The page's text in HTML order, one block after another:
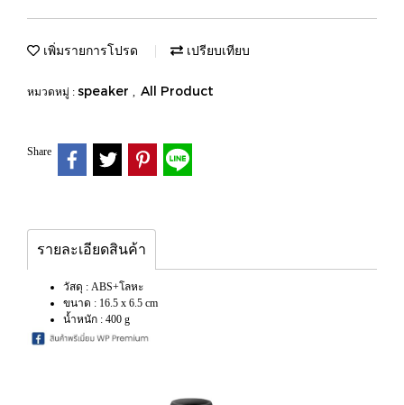
เพิ่มรายการโปรด เปรียบเทียบ
หมวดหมู่ : speaker , All Product
Share
รายละเอียดสินค้า
วัสดุ : ABS+โลหะ
ขนาด : 16.5 x 6.5 cm
น้ำหนัก : 400 g